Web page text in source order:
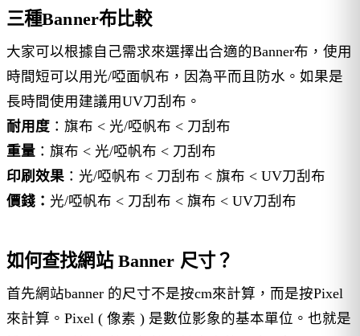
三種Banner布比較
大家可以根據自己需求來選擇出合適的Banner布，使用
時間短可以用光/啞面帆布，因為平而且防水。如果是
長時間使用建議用UV刀刮布。
耐用度 ：旗布 < 光/啞帆布 < 刀刮布
重量 ：旗布 < 光/啞帆布 < 刀刮布
印刷效果 ：光/啞帆布 < 刀刮布 < 旗布 < UV刀刮布
價錢： 光/啞帆布 < 刀刮布 < 旗布 < UV刀刮布
如何查找網站 Banner 尺寸？
首先網站banner 的尺寸不是按cm來計算，而是按Pixel
來計算。Pixel ( 像素 ) 是數位影象的基本單位。也就是